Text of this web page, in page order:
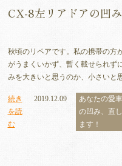
CX-8左リアドアの凹み
秋頃のリペアです。私の携帯の方
がうまくいかず、暫く載せられず
みを大きいと思うのか、小さいと
続き
を読
む
2019.12.09
あなたの愛車
の凹み、直し
ます！